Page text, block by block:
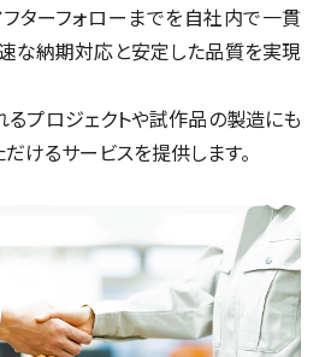
フターフォローまでを自社内で一貫
速な納期対応と安定した品質を実現
るプロジェクトや試作品の製造にも
けるサービスを提供します。